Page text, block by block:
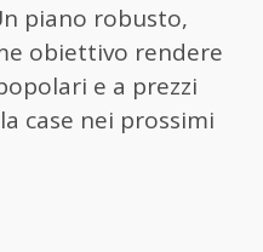
piano robusto,
obiettivo rendere
e a prezzi
case nei prossimi